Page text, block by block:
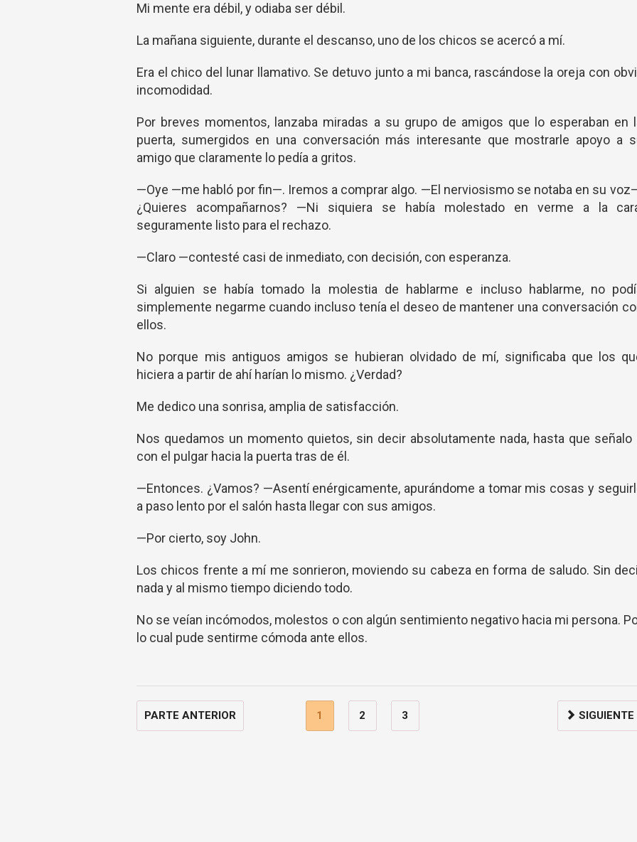
Mi mente era débil, y odiaba ser débil.
La mañana siguiente, durante el descanso, uno de los chicos se acercó a mí.
Era el chico del lunar llamativo. Se detuvo junto a mi banca, rascándose la oreja con
incomodidad.
Por breves momentos, lanzaba miradas a su grupo de amigos que lo esperaban en
puerta, sumergidos en una conversación más interesante que mostrarle apoyo a
amigo que claramente lo pedía a gritos.
—Oye —me habló por fin—. Iremos a comprar algo. —El nerviosismo se notaba en su
¿Quieres acompañarnos? —Ni siquiera se había molestado en verme a la
seguramente listo para el rechazo.
—Claro —contesté casi de inmediato, con decisión, con esperanza.
Si alguien se había tomado la molestia de hablarme e incluso hablarme, no
simplemente negarme cuando incluso tenía el deseo de mantener una conversación
ellos.
No porque mis antiguos amigos se hubieran olvidado de mí, significaba que los
hiciera a partir de ahí harían lo mismo. ¿Verdad?
Me dedico una sonrisa, amplia de satisfacción.
Nos quedamos un momento quietos, sin decir absolutamente nada, hasta que señalo
con el pulgar hacia la puerta tras de él.
—Entonces. ¿Vamos? —Asentí enérgicamente, apurándome a tomar mis cosas y
a paso lento por el salón hasta llegar con sus amigos.
—Por cierto, soy John.
Los chicos frente a mí me sonrieron, moviendo su cabeza en forma de saludo. Sin
nada y al mismo tiempo diciendo todo.
No se veían incómodos, molestos o con algún sentimiento negativo hacia mi persona.
lo cual pude sentirme cómoda ante ellos.
PARTE ANTERIOR 1 2 3 SIGUIENTE